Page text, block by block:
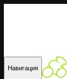
Навигация